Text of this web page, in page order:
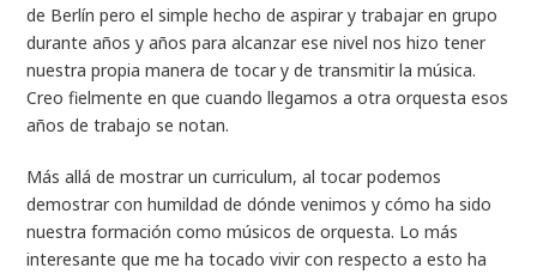
de Berlín pero el simple hecho de aspirar y trabajar en grupo
durante años y años para alcanzar ese nivel nos hizo tener
nuestra propia manera de tocar y de transmitir la música.
Creo fielmente en que cuando llegamos a otra orquesta esos
años de trabajo se notan.
Más allá de mostrar un curriculum, al tocar podemos
demostrar con humildad de dónde venimos y cómo ha sido
nuestra formación como músicos de orquesta. Lo más
interesante que me ha tocado vivir con respecto a esto ha